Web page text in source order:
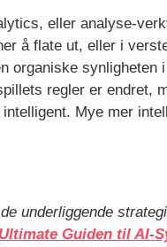
eller analyse-
å flate ut, eller i
organiske
regler er endret,
Mye mer
underliggende
Ultimate Guiden til AI-